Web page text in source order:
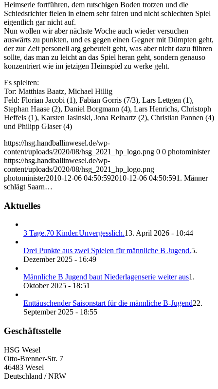
Heimserie fortführen, dem rutschigen Boden trotzen und die
Schiedsrichter fielen in einem sehr fairen und nicht schlechten Spiel
eigentlich gar nicht auf.
Nun wollen wir aber nächste Woche auch wieder versuchen
auswärts zu punkten, und es gegen einen Gegner mit Dümpten geht,
der zur Zeit personell arg gebeutelt geht, was aber nicht dazu führen
sollte, das man zu leicht an das Spiel heran geht, sondern genauso
konzentriert wie im jetzigen Heimspiel zu werke geht.
Es spielten:
Tor: Matthias Baatz, Michael Hillig
Feld: Florian Jacobi (1), Fabian Gorris (7/3), Lars Lettgen (1),
Stephan Haase (2), Daniel Borgmann (4), Lars Henrichs, Christoph
Heffels (1), Karsten Jasinski, Jona Reinartz (2), Christian Pannen (4)
und Philipp Glaser (4)
https://hsg.handballinwesel.de/wp-
content/uploads/2020/08/hsg_2021_hp_logo.png 0 0 photominister
https://hsg.handballinwesel.de/wp-
content/uploads/2020/08/hsg_2021_hp_logo.png
photominister2010-12-06 04:50:592010-12-06 04:50:591. Männer
schlägt Saarn…
Aktuelles
3 Tage.70 Kinder.Unvergesslich.13. April 2026 - 10:44
Drei Punkte aus zwei Spielen für männliche B Jugend.5.
Dezember 2025 - 16:49
Männliche B Jugend baut Niederlagenserie weiter aus1.
Oktober 2025 - 18:51
Enttäuschender Saisonstart für die männliche B-Jugend22.
September 2025 - 18:55
Geschäftsstelle
HSG Wesel
Otto-Brenner-Str. 7
46483 Wesel
Deutschland / NRW